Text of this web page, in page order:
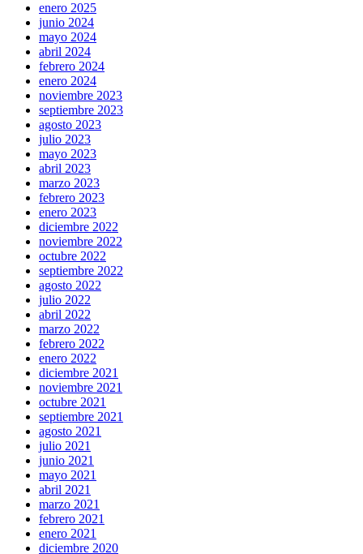
enero 2025
junio 2024
mayo 2024
abril 2024
febrero 2024
enero 2024
noviembre 2023
septiembre 2023
agosto 2023
julio 2023
mayo 2023
abril 2023
marzo 2023
febrero 2023
enero 2023
diciembre 2022
noviembre 2022
octubre 2022
septiembre 2022
agosto 2022
julio 2022
abril 2022
marzo 2022
febrero 2022
enero 2022
diciembre 2021
noviembre 2021
octubre 2021
septiembre 2021
agosto 2021
julio 2021
junio 2021
mayo 2021
abril 2021
marzo 2021
febrero 2021
enero 2021
diciembre 2020